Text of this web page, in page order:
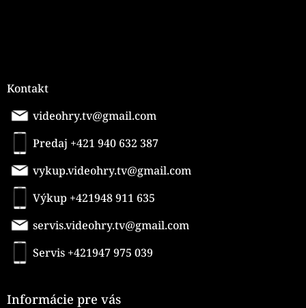
Kontakt
videohry.tv@gmail.com
Predaj +421 940 632 387
vykup.videohry.tv@gmail.com
Výkup +421948 911 635
servis.videohry.tv@gmail.com
Servis +421947 975 039
Informácie pre vás